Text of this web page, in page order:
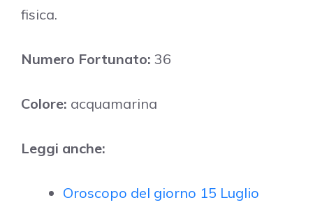
fisica.
Numero Fortunato: 36
Colore: acquamarina
Leggi anche:
Oroscopo del giorno 15 Luglio